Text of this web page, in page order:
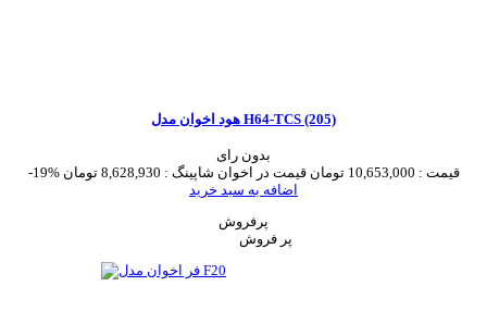
هود اخوان مدل H64-TCS (205)
بدون رای
-19%
قیمت : 10,653,000 تومان قیمت در اخوان شاپینگ : 8,628,930 تومان
اضافه به سبد خرید
پرفروش